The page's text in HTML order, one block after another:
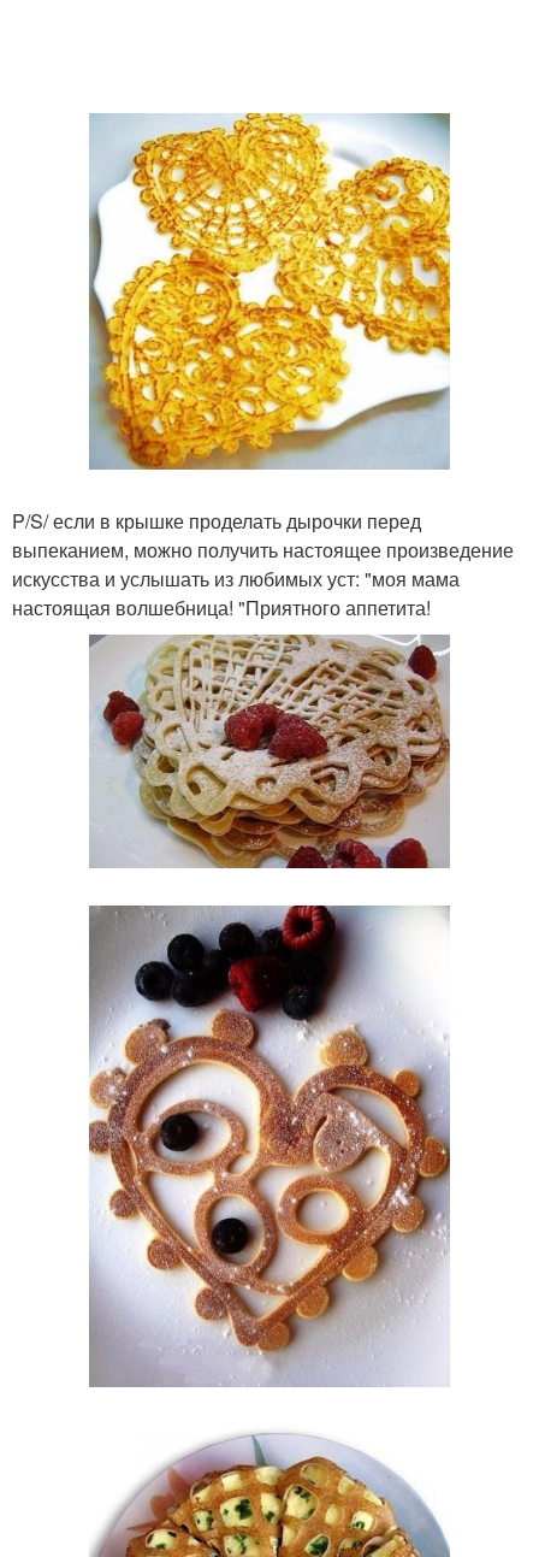
P/S/ если в крышке проделать дырочки перед
выпеканием, можно получить настоящее произведение
искусства и услышать из любимых уст: "моя мама
настоящая волшебница! "Приятного аппетита!